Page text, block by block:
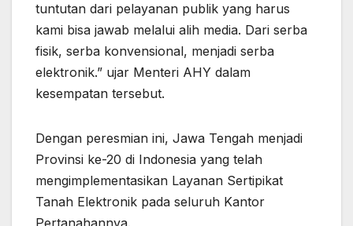
tuntutan dari pelayanan publik yang harus
kami bisa jawab melalui alih media. Dari serba
fisik, serba konvensional, menjadi serba
elektronik.” ujar Menteri AHY dalam
kesempatan tersebut.
Dengan peresmian ini, Jawa Tengah menjadi
Provinsi ke-20 di Indonesia yang telah
mengimplementasikan Layanan Sertipikat
Tanah Elektronik pada seluruh Kantor